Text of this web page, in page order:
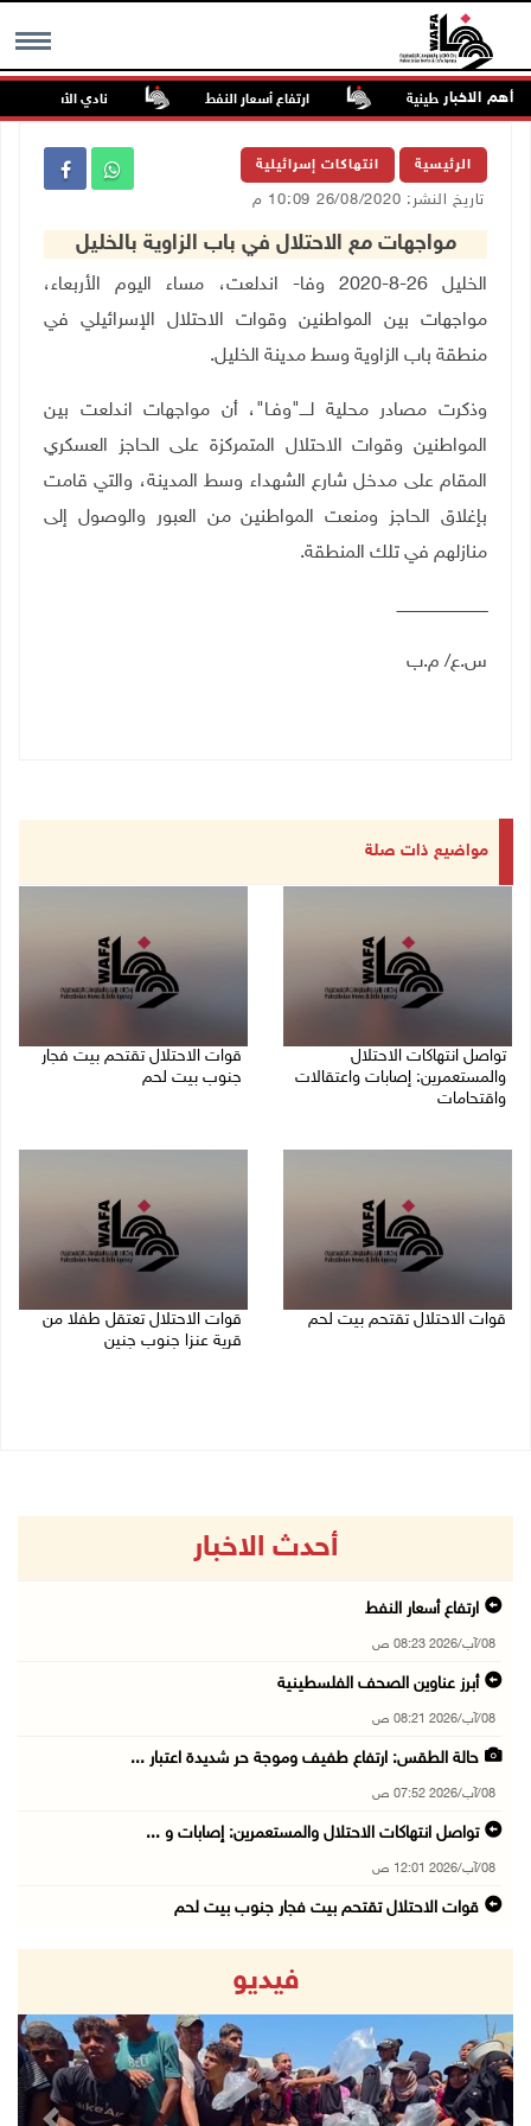
MENU أهم الاخبار
الصحف الفلسطينية ارتفاع أسعار النفط نادي الأسير: تجديد
الرئيسية انتهاكات إسرائيلية
تاريخ النشر: 26/08/2020 10:09 م
مواجهات مع الاحتلال في باب الزاوية بالخليل
الخليل 26-8-2020 وفا- اندلعت، مساء اليوم الأربعاء،
مواجهات بين المواطنين وقوات الاحتلال الإسرائيلي في
منطقة باب الزاوية وسط مدينة الخليل.
وذكرت مصادر محلية لــــ"وفـا"، أن مواجهات اندلعت بين
المواطنين وقوات الاحتلال المتمركزة على الحاجز العسكري
المقام على مدخل شارع الشهداء وسط المدينة، والتي قامت
بإغلاق الحاجز ومنعت المواطنين من العبور والوصول إلى
منازلهم في تلك المنطقة.
ــــــــــــــــــــــــــــــــــــــ
س.ع/ م.ب
مواضيع ذات صلة
تواصل انتهاكات الاحتلال
والمستعمرين: إصابات واعتقالات
واقتحامات
قوات الاحتلال تقتحم بيت فجار
جنوب بيت لحم
قوات الاحتلال تقتحم بيت لحم
قوات الاحتلال تعتقل طفلا من
قرية عنزا جنوب جنين
أحدث الاخبار
ارتفاع أسعار النفط
08/آب/2026 08:23 ص
أبرز عناوين الصحف الفلسطينية
08/آب/2026 08:21 ص
حالة الطقس: ارتفاع طفيف وموجة حر شديدة اعتبار ...
08/آب/2026 07:52 ص
تواصل انتهاكات الاحتلال والمستعمرين: إصابات و ...
08/آب/2026 12:01 ص
قوات الاحتلال تقتحم بيت فجار جنوب بيت لحم
أسعار الغذاء العالمية عند أعلى مستوى منذ 3 سن ...
07/آب/2026 11:11 م
قوات الاحتلال تقتحم بيت لحم
07/آب/2026 10:40 م
فيديو